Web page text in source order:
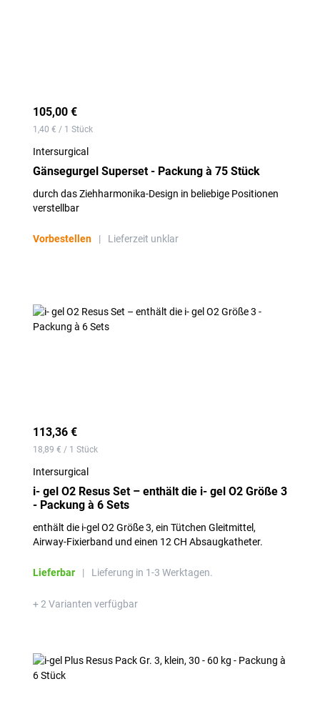
105,00 €
1,40 € / 1 Stück
Intersurgical
Gänsegurgel Superset - Packung à 75 Stück
durch das Ziehharmonika-Design in beliebige Positionen
verstellbar
Vorbestellen | Lieferzeit unklar
113,36 €
18,89 € / 1 Stück
Intersurgical
i- gel O2 Resus Set – enthält die i- gel O2 Größe 3
- Packung à 6 Sets
enthält die i-gel O2 Größe 3, ein Tütchen Gleitmittel,
Airway-Fixierband und einen 12 CH Absaugkatheter.
Lieferbar | Lieferung in 1-3 Werktagen.
+ 2 Varianten verfügbar